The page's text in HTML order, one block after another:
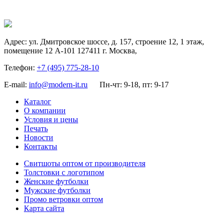
Адрес: ул. Дмитровское шоссе, д. 157, строение 12, 1 этаж,
помещение 12 А-101 127411 г. Москва,
Телефон: +7 (495) 775-28-10
E-mail: info@modern-it.ru
Пн-чт: 9-18, пт: 9-17
Каталог
О компании
Условия и цены
Печать
Новости
Контакты
Свитшоты оптом от производителя
Толстовки с логотипом
Женские футболки
Мужские футболки
Промо ветровки оптом
Карта сайта